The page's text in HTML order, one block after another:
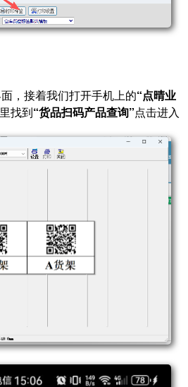
，接着我们打开手机上的“点晴业
找到“货品扫码产品查询”点击进入